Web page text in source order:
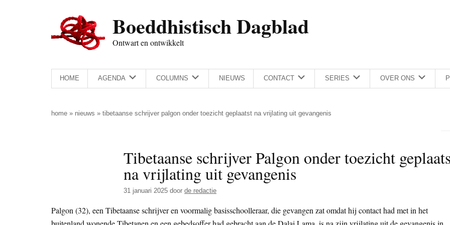
Boeddhistisch Dagblad
Ontwart en ontwikkelt
HOME AGENDA COLUMNS NIEUWS CONTACT SERIES OVER ONS
home » nieuws » tibetaanse schrijver palgon onder toezicht geplaatst na vrijlating uit gevangenis
Tibetaanse schrijver Palgon onder toezicht
na vrijlating uit gevangenis
31 januari 2025 door de redactie
Palgon (32), een Tibetaanse schrijver en voormalig basisschoolleraar, die gevangen zat omdat hij contact had met in het